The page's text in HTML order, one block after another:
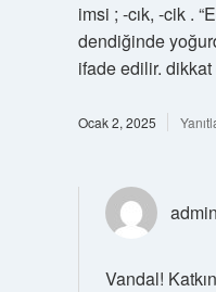
imsi ; -cık, -cik .
dendiğinde
ifade edilir. dikkat
Ocak 2, 2025
admin
Vandal!